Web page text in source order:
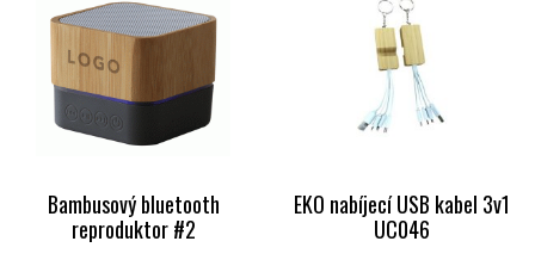
Bambusový bluetooth
reproduktor #2
EKO nabíjecí USB kabel 3v1
UC046